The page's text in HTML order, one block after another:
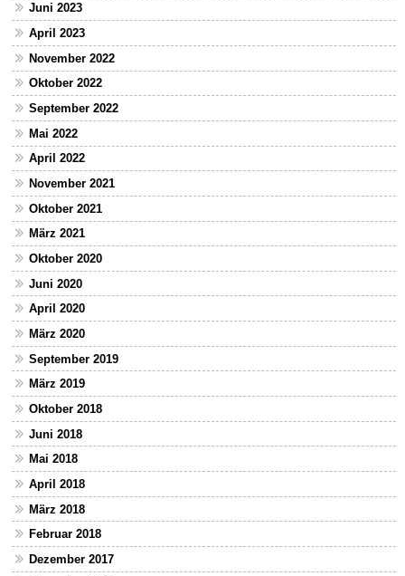
Juni 2023
April 2023
November 2022
Oktober 2022
September 2022
Mai 2022
April 2022
November 2021
Oktober 2021
März 2021
Oktober 2020
Juni 2020
April 2020
März 2020
September 2019
März 2019
Oktober 2018
Juni 2018
Mai 2018
April 2018
März 2018
Februar 2018
Dezember 2017